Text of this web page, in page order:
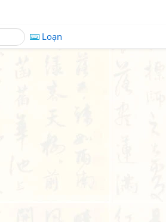
Loạn